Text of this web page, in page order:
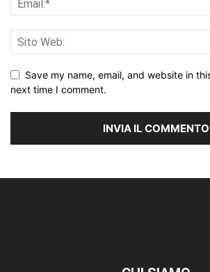
Save my name, email, and website in
next time I comment.